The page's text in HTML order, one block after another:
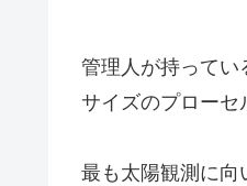
管理人が持ってい
サイズのプローセ
最も太陽観測に向